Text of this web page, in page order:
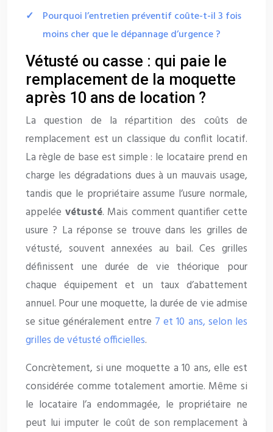
Pourquoi l’entretien préventif coûte-t-il 3 fois
moins cher que le dépannage d’urgence ?
Vétusté ou casse : qui paie le
remplacement de la moquette
après 10 ans de location ?
La question de la répartition des coûts de
remplacement est un classique du conflit locatif.
La règle de base est simple : le locataire prend en
charge les dégradations dues à un mauvais usage,
tandis que le propriétaire assume l’usure normale,
appelée vétusté. Mais comment quantifier cette
usure ? La réponse se trouve dans les grilles de
vétusté, souvent annexées au bail. Ces grilles
définissent une durée de vie théorique pour
chaque équipement et un taux d’abattement
annuel. Pour une moquette, la durée de vie admise
se situe généralement entre 7 et 10 ans, selon les
grilles de vétusté officielles.
Concrètement, si une moquette a 10 ans, elle est
considérée comme totalement amortie. Même si
le locataire l’a endommagée, le propriétaire ne
peut lui imputer le coût de son remplacement à